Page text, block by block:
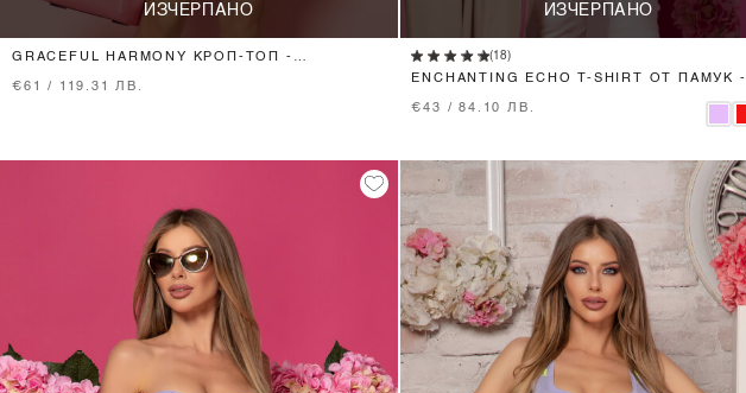
ИЗЧЕРПАНО
GRACEFUL HARMONY КРОП-ТОП -
€61 / 119.31 ЛВ.
ИЗЧЕРПАНО
(18)
ENCHANTING ECHO T-SHIRT ОТ ПАМУК -
€43 / 84.10 ЛВ.